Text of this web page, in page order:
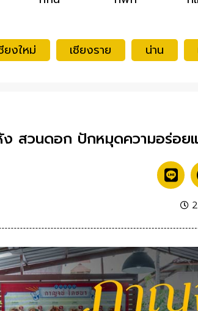
ยงใหม่ เชียงราย น่าน
สวนดอก ปักหมุดความอร่อย